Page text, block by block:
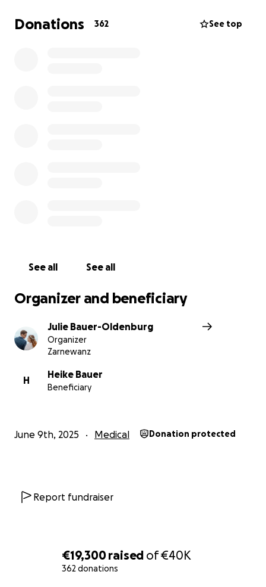
€19,300raised of€40K
362 donations
Rollstuhl einzustellen. Doch:
leider auch teuer.
Deshalb bitten wir euch von Herzen:
Helft mit, Heike ein Leben in Würde,
Selbstbestimmung und in den eigenen vier Wänden
zu ermöglichen.
Jeder Beitrag – ob groß oder klein – ist eine echte
Unterstützung.
Donations 362 See top
See all See all
Organizer and beneficiary
Julie Bauer-Oldenburg
Organizer
Zarnewanz
H
Heike Bauer
Beneficiary
June 9th, 2025 Medical Donation protected
Report fundraiser